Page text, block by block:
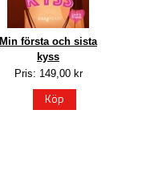
Min första och sista
kyss
Pris: 149,00 kr
Köp